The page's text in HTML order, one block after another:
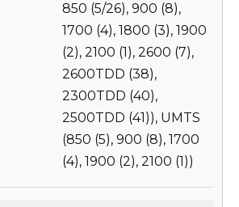
850 (5/26), 900 (8),
1700 (4), 1800 (3), 1900
(2), 2100 (1), 2600 (7),
2600TDD (38),
2300TDD (40),
2500TDD (41)), UMTS
(850 (5), 900 (8), 1700
(4), 1900 (2), 2100 (1))